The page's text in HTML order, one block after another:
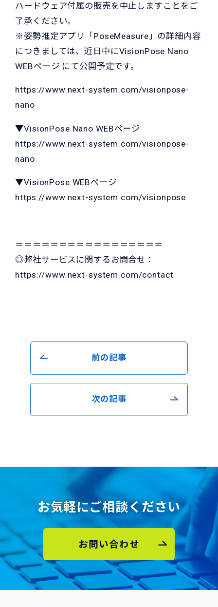
ハードウェア付属の販売を中止しますことをご
了承ください。
※姿勢推定アプリ「PoseMeasure」の詳細内容
につきましては、近日中にVisionPose Nano
WEBページ にて公開予定です。
https://www.next-system.com/visionpose-
nano
▼VisionPose Nano WEBページ
https://www.next-system.com/visionpose-
nano
▼VisionPose WEBページ
https://www.next-system.com/visionpose
＝＝＝＝＝＝＝＝＝＝＝＝＝＝＝＝＝
◎弊社サービスに関するお問合せ：
https://www.next-system.com/contact
前の記事
次の記事
お気軽にご相談ください
お問い合わせ